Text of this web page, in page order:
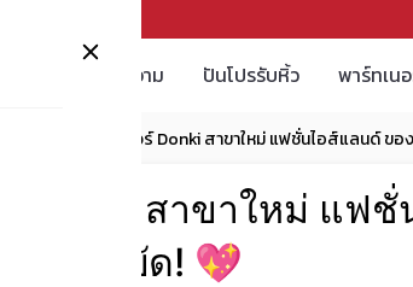
บทความ ปันโปรรับหิ้ว พาร์ทเน
👀 พาทัวร์ Donki สาขาใหม่ แฟชั่นไอส์แลนด์ ข
ร์ Donki สาขาใหม่ แฟ
ช้อปสะบัด! 💖